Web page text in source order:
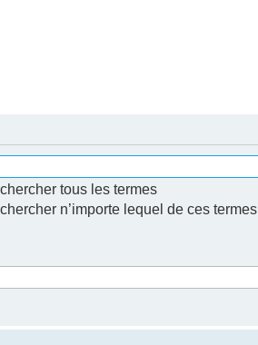
tous les termes
n’importe lequel de ces termes